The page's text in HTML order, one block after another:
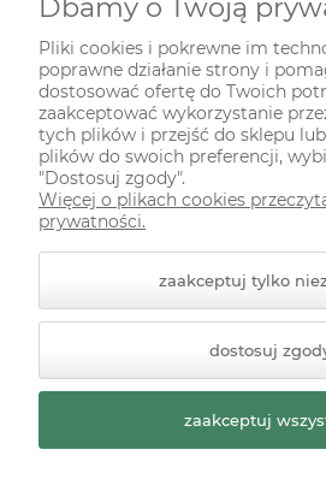
INFORMACJE
ODWIEDŹ NAS NA
Styl graficzny ShopGadget.pl
Premium
Dbamy o Twoją
Pliki cookies i pokrewne im
poprawne działanie strony i
dostosować ofertę do Twoich
zaakceptować wykorzystanie
tych plików i przejść do sklepu
plików do swoich preferencji,
"Dostosuj zgody".
Więcej o plikach cookies
prywatności.
zaakceptuj tylko
dostosuj
zaakceptuj